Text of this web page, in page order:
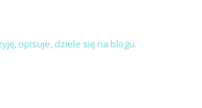
opisuje, dziele się na blogu.